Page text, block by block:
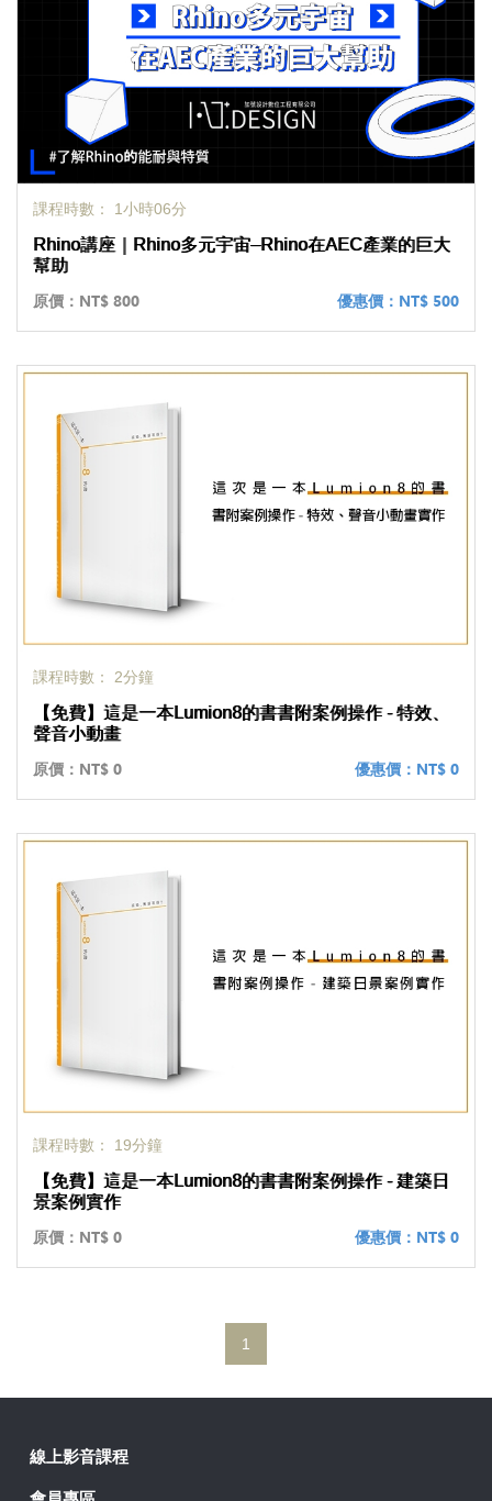
課程時數： 1小時06分
Rhino講座｜Rhino多元宇宙–Rhino在AEC產業的巨大
幫助
原價： NT$ 800 優惠價： NT$ 500
課程時數： 2分鐘
【免費】這是一本Lumion8的書書附案例操作 - 特效、
聲音小動畫
原價： NT$ 0 優惠價： NT$ 0
課程時數： 19分鐘
【免費】這是一本Lumion8的書書附案例操作 - 建築日
景案例實作
原價： NT$ 0 優惠價： NT$ 0
1
線上影音課程